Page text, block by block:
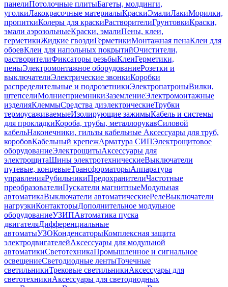
панелиПотолочные плитыБагеты, молдинги,
уголкиЛакокрасочные материалыКраскиЭмалиЛакиМорилки,
пропиткиКолеры для краскиРастворителиГрунтовкиКраски,
эмали аэрозольныеКраски, эмалиПены, клеи,
герметикиЖидкие гвоздиГерметикиМонтажная пенаКлеи для
обоевКлеи для напольных покрытийОчистители,
растворителиФиксаторы резьбыКлеиГерметики,
пеныЭлектромонтажное оборудованиеРозетки и
выключателиЭлектрические звонкиКоробки
распределительные и подрозетникиЭлектропатроныВилки,
штепселиМолниеприемникиЗаземлениеЭлектромонтажные
изделияКлеммыСредства диэлектрическиеТрубки
термоусаживаемыеИзолирующие зажимыКабель и системы
для прокладкиКороба, трубы, металлорукавСиловой
кабельНаконечники, гильзы кабельные Аксессуары для труб,
коробовКабельный крепежАрматура СИПЭлектрощитовое
оборудованиеЭлектрощитыАксессуары для
электрощитаШины электротехническиеВыключатели
путевые, концевыеТрансформаторыАппаратура
управленияРубильникиПредохранителиЧастотные
преобразователиПускатели магнитныеМодульная
автоматикаВыключатели автоматическиеРелеВыключатели
нагрузкиКонтакторыДополнительное модульное
оборудованиеУЗИПАвтоматика пуска
двигателяДифференциальные
автоматыУЗОКонденсаторыКомплексная защита
электродвигателейАксессуары для модульной
автоматикиСветотехникаПромышленное и сигнальное
освещениеСветодиодные лентыТочечные
светильникиТрековые светильникиАксессуары для
светотехникиАксессуары для светодиодных